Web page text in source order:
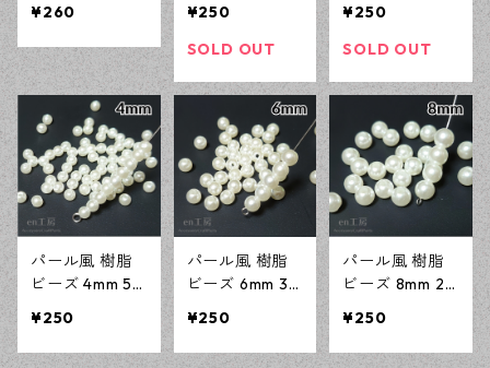
ワイト アクリ
ルビーズ アク
セサリーパーツ
ハンドメイド資
材 【en工房】
¥260
アクセサリーパ
ーツ ハンドメ
工房】
¥250
SOLD OUT
アクセサリーパ
ーツ ハンドメ
工房】
¥250
SOLD OUT
パール風 樹脂
ビーズ 4mm 50
リーパーツ ハ
¥250
パール風 樹脂
ビーズ 6mm 30
リーパーツ ハ
¥250
パール風 樹脂
ビーズ 8mm 20
リーパーツ ハ
¥250